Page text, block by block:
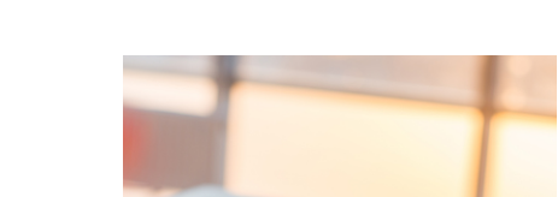
piccola impresa o […]